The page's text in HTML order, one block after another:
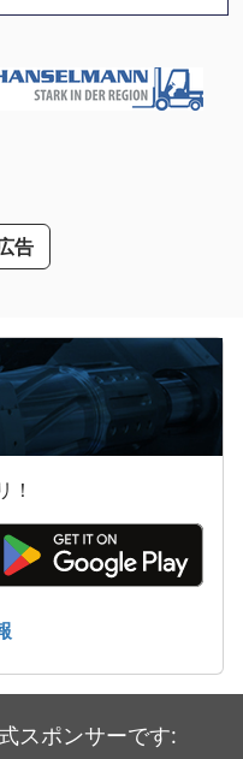
告
！
スポンサーです: